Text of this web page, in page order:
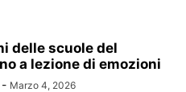
delle scuole del
a lezione di emozioni
- Marzo 4, 2026